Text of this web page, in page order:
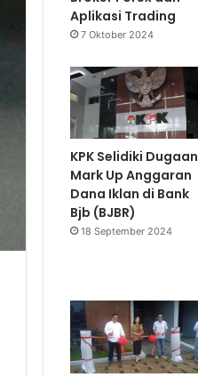
Aplikasi Trading
7 Oktober 2024
KPK Selidiki Dugaan
Mark Up Anggaran
Dana Iklan di Bank
Bjb (BJBR)
18 September 2024